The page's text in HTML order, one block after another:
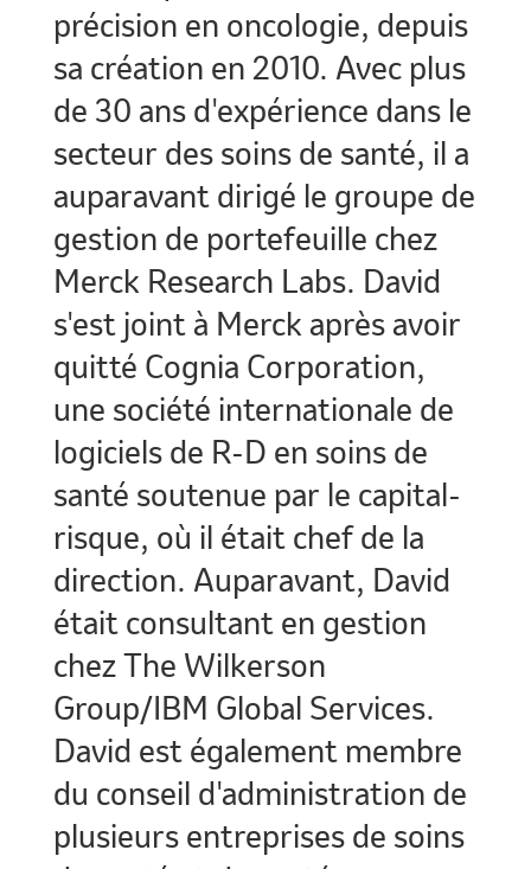
précision en oncologie, depuis
sa création en 2010. Avec plus
de 30 ans d'expérience dans le
secteur des soins de santé, il a
auparavant dirigé le groupe de
gestion de portefeuille chez
Merck Research Labs. David
s'est joint à Merck après avoir
quitté Cognia Corporation,
une société internationale de
logiciels de R-D en soins de
santé soutenue par le capital-
risque, où il était chef de la
direction. Auparavant, David
était consultant en gestion
chez The Wilkerson
Group/IBM Global Services.
David est également membre
du conseil d'administration de
plusieurs entreprises de soins